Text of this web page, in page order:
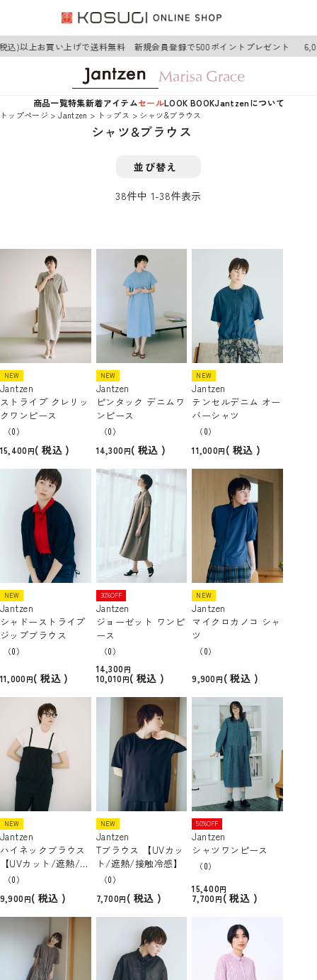
)以上お買い上げで送料無料 新規会員登録で500ポイントプレゼント
商品一覧特集新着アイテムセールLOOK BOOKJantzenについて
トップページ Jantzen トップス シャツ&ブラウス
シャツ&ブラウス
並び替え
38件中 1-38件表示
NEW
Jantzen
ストライプ クレリッ
クワンピース
（0）
15,400 税込
NEW
Jantzen
ピンタック デニムワ
ンピース
（0）
14,300 税込
NEW
Jantzen
テンセルデニム オー
バーシャツ
（0）
11,000 税込
NEW
Jantzen
シャドーストライプ
ジップブラウス
（0）
11,000 税込
30%OFF
Jantzen
ジョーゼット ワンピ
ース
（0）
14,300
10,010
税込
NEW
Jantzen
マイクロカノコ シャ
ツ
（0）
9,900 税込
NEW
Jantzen
ハイネックブラウス
【UVカット/遮熱/接
触冷感】
（0）
9,900 税込
NEW
Jantzen
Tブラウス 【UVカッ
ト/遮熱/接触冷感】
（0）
7,700 税込
50%OFF
Jantzen
シャツワンピース
（0）
15,400
7,700
税込